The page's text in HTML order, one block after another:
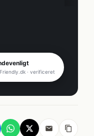
· verificeret